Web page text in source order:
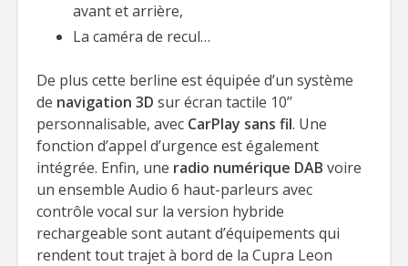
avant et arrière,
La caméra de recul…
De plus cette berline est équipée d’un système
de navigation 3D sur écran tactile 10’’
personnalisable, avec CarPlay sans fil. Une
fonction d’appel d’urgence est également
intégrée. Enfin, une radio numérique DAB voire
un ensemble Audio 6 haut-parleurs avec
contrôle vocal sur la version hybride
rechargeable sont autant d’équipements qui
rendent tout trajet à bord de la Cupra Leon